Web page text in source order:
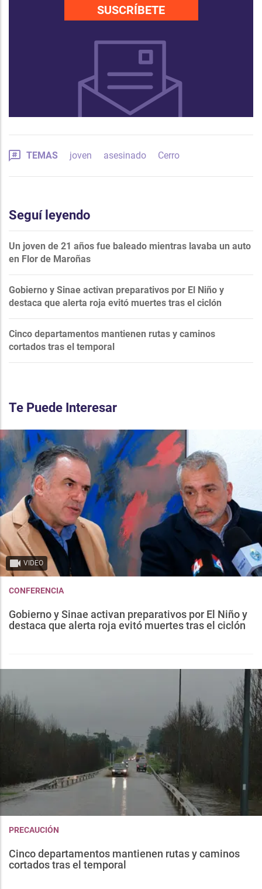
SUSCRÍBETE
TEMAS joven asesinado Cerro
Seguí leyendo
Un joven de 21 años fue baleado mientras lavaba un auto
en Flor de Maroñas
Gobierno y Sinae activan preparativos por El Niño y
destaca que alerta roja evitó muertes tras el ciclón
Cinco departamentos mantienen rutas y caminos
cortados tras el temporal
Te Puede Interesar
VIDEO
CONFERENCIA
Gobierno y Sinae activan preparativos por El Niño y
destaca que alerta roja evitó muertes tras el ciclón
PRECAUCIÓN
Cinco departamentos mantienen rutas y caminos
cortados tras el temporal